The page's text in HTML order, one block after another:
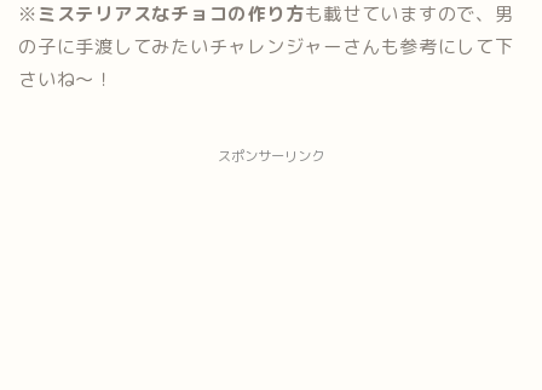
※ミステリアスなチョコの作り方も載せていますので、男
の子に手渡してみたいチャレンジャーさんも参考にして下
さいね～！
スポンサーリンク